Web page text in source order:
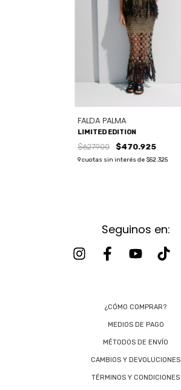
FALDA PALMA
LIMITED EDITION
$627.900 $470.925
9cuotas sin interés de$52.325
Seguinos en:
¿CÓMO COMPRAR?
MEDIOS DE PAGO
MÉTODOS DE ENVÍO
CAMBIOS Y DEVOLUCIONES
TÉRMINOS Y CONDICIONES